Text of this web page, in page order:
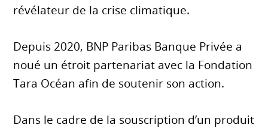
révélateur de la crise climatique.
Depuis 2020, BNP Paribas Banque Privée a
noué un étroit partenariat avec la Fondation
Tara Océan afin de soutenir son action.
Dans le cadre de la souscription d’un produit